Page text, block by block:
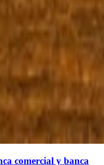
comercial y banca